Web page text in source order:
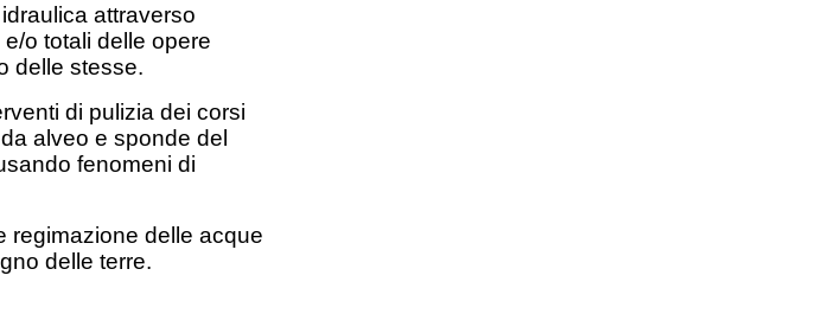
attraverso
o totali delle opere
delle stesse.
di pulizia dei corsi
alveo e sponde del
fenomeni di
regimazione delle acque
delle terre.